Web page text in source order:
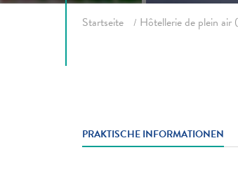
Startseite Hôtellerie de plein air
PRAKTISCHE INFORMATIONEN